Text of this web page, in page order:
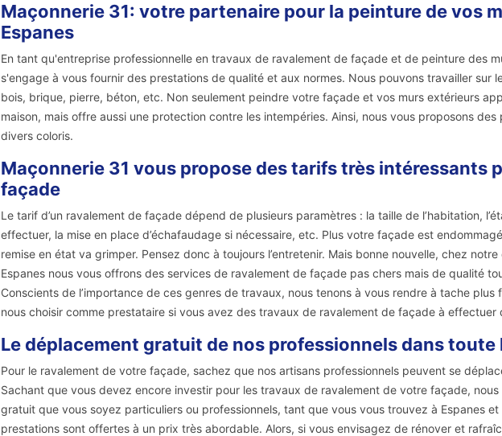
Maçonnerie 31: votre partenaire pour la peinture de vos
Espanes
En tant qu'entreprise professionnelle en travaux de ravalement de façade et de peinture des
s'engage à vous fournir des prestations de qualité et aux normes. Nous pouvons travailler sur
bois, brique, pierre, béton, etc. Non seulement peindre votre façade et vos murs extérieurs
maison, mais offre aussi une protection contre les intempéries. Ainsi, nous vous proposons
divers coloris.
Maçonnerie 31 vous propose des tarifs très intéressants
façade
Le tarif d’un ravalement de façade dépend de plusieurs paramètres : la taille de l’habitation,
effectuer, la mise en place d’échafaudage si nécessaire, etc. Plus votre façade est
remise en état va grimper. Pensez donc à toujours l’entretenir. Mais bonne nouvelle, chez
Espanes nous vous offrons des services de ravalement de façade pas chers mais de qualité
Conscients de l’importance de ces genres de travaux, nous tenons à vous rendre à tache plus
nous choisir comme prestataire si vous avez des travaux de ravalement de façade à effectuer
Le déplacement gratuit de nos professionnels dans toute
Pour le ravalement de votre façade, sachez que nos artisans professionnels peuvent se
Sachant que vous devez encore investir pour les travaux de ravalement de votre façade,
gratuit que vous soyez particuliers ou professionnels, tant que vous vous trouvez à Espanes
prestations sont offertes à un prix très abordable. Alors, si vous envisagez de rénover et